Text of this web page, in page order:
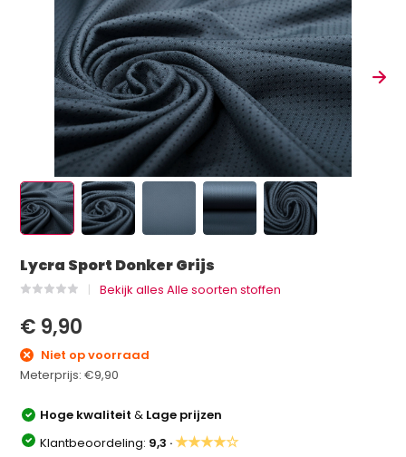
Lycra Sport Donker Grijs
Bekijk alles Alle soorten stoffen
€ 9,90
Niet op voorraad
Meterprijs:€9,90
Hoge kwaliteit& Lage prijzen
Klantbeoordeling: 9,3 ·★★★★☆